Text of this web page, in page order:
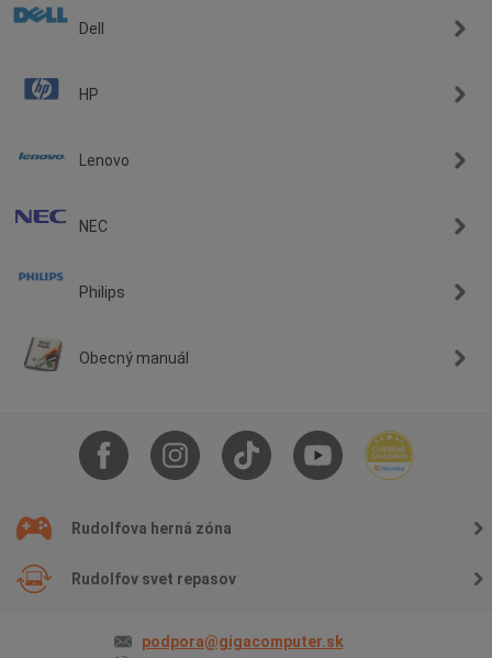
Dell
HP
Lenovo
NEC
Philips
Obecný manuál
Rudolfova herná zóna
Rudolfov svet repasov
podpora@gigacomputer.sk